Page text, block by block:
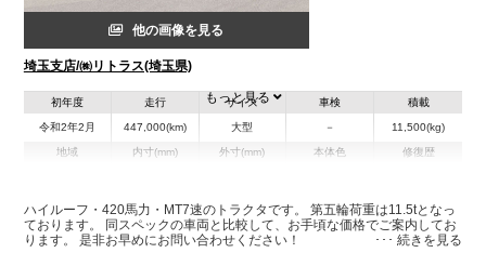
他の画像を見る
埼玉支店/㈱リトラス(埼玉県)
初年度
令和2年2月
走行
447,000(km)
サイズ
大型
車検
－
積載
11,500(kg)
地域 内寸(mm) 外寸(mm) 本体色 修復歴
装備情報
もっと見る
ハイルーフ・420馬力・MT7速のトラクタです。 第五輪荷重は11.5tとなっ
ております。 同スペックの車両と比較して、お手頃な価格でご案内してお
ります。 是非お早めにお問い合わせください！